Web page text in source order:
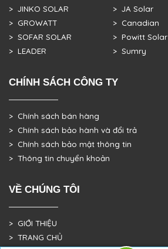
> JINKO SOLAR
> GROWATT
> SOFAR SOLAR
> LEADER
> JA Solar
> Canadian
> Powitt Solar
> Sumry
CHÍNH SÁCH CÔNG TY
> Chính sách bán hàng
> Chính sách bảo hành và đổi trả
> Chính sách bảo mật thông tin
> Thông tin chuyển khoản
VỀ CHÚNG TÔI
> GIỚI THIỆU
> TRANG CHỦ